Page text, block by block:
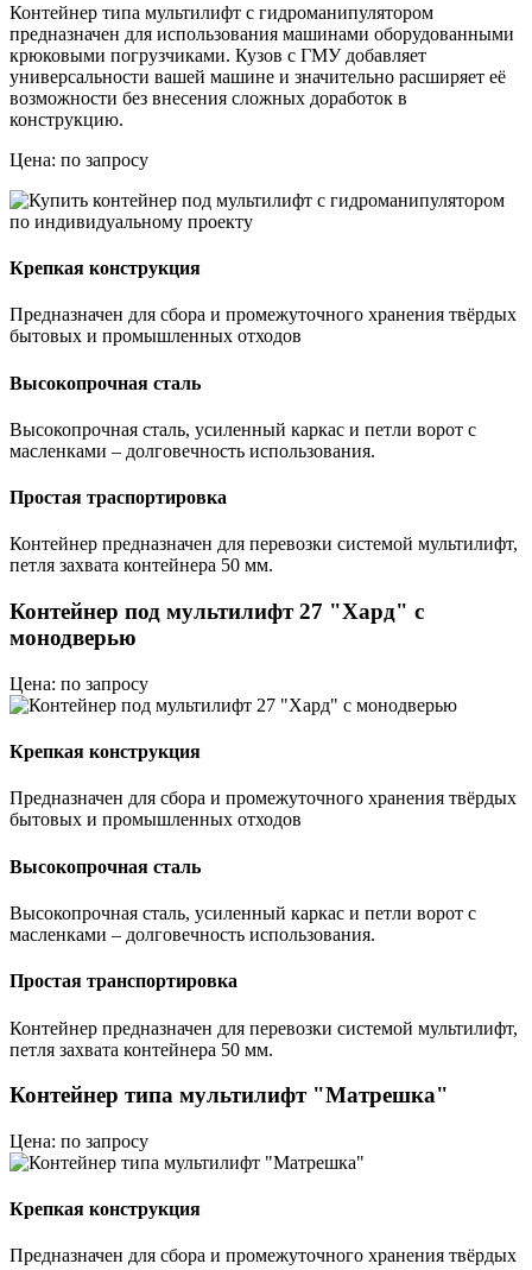
Контейнер типа мультилифт с гидроманипулятором
предназначен для использования машинами оборудованными
крюковыми погрузчиками. Кузов с ГМУ добавляет
универсальности вашей машине и значительно расширяет её
возможности без внесения сложных доработок в
конструкцию.
Цена: по запросу
Крепкая конструкция
Предназначен для сбора и промежуточного хранения твёрдых
бытовых и промышленных отходов
Высокопрочная сталь
Высокопрочная сталь, усиленный каркас и петли ворот с
масленками – долговечность использования.
Простая траспортировка
Контейнер предназначен для перевозки системой мультилифт,
петля захвата контейнера 50 мм.
Контейнер под мультилифт 27 "Хард" с
монодверью
Цена: по запросу
Крепкая конструкция
Предназначен для сбора и промежуточного хранения твёрдых
бытовых и промышленных отходов
Высокопрочная сталь
Высокопрочная сталь, усиленный каркас и петли ворот с
масленками – долговечность использования.
Простая транспортировка
Контейнер предназначен для перевозки системой мультилифт,
петля захвата контейнера 50 мм.
Контейнер типа мультилифт "Матрешка"
Цена: по запросу
Крепкая конструкция
Предназначен для сбора и промежуточного хранения твёрдых